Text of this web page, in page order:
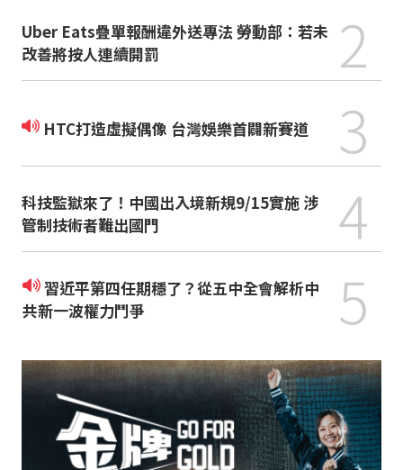
Uber Eats疊單報酬違外送專法 勞動部：若未
改善將按人連續開罰
2
HTC打造虛擬偶像 台灣娛樂首闢新賽道 3
科技監獄來了！中國出入境新規9/15實施 涉
管制技術者難出國門
4
習近平第四任期穩了？從五中全會解析中
共新一波權力鬥爭
5